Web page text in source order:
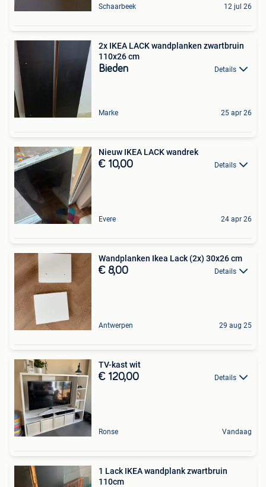
Schaarbeek 12 jul 26
2x IKEA LACK wandplanken zwartbruin
110x26 cm
Bieden Details
Marke 25 apr 26
Nieuw IKEA LACK wandrek
€ 10,00 Details
Evere 24 apr 26
Wandplanken Ikea Lack (2x) 30x26 cm
€ 8,00 Details
Antwerpen 29 aug 25
TV-kast wit
€ 120,00 Details
Ronse Vandaag
1 Lack IKEA wandplank zwartbruin
110cm